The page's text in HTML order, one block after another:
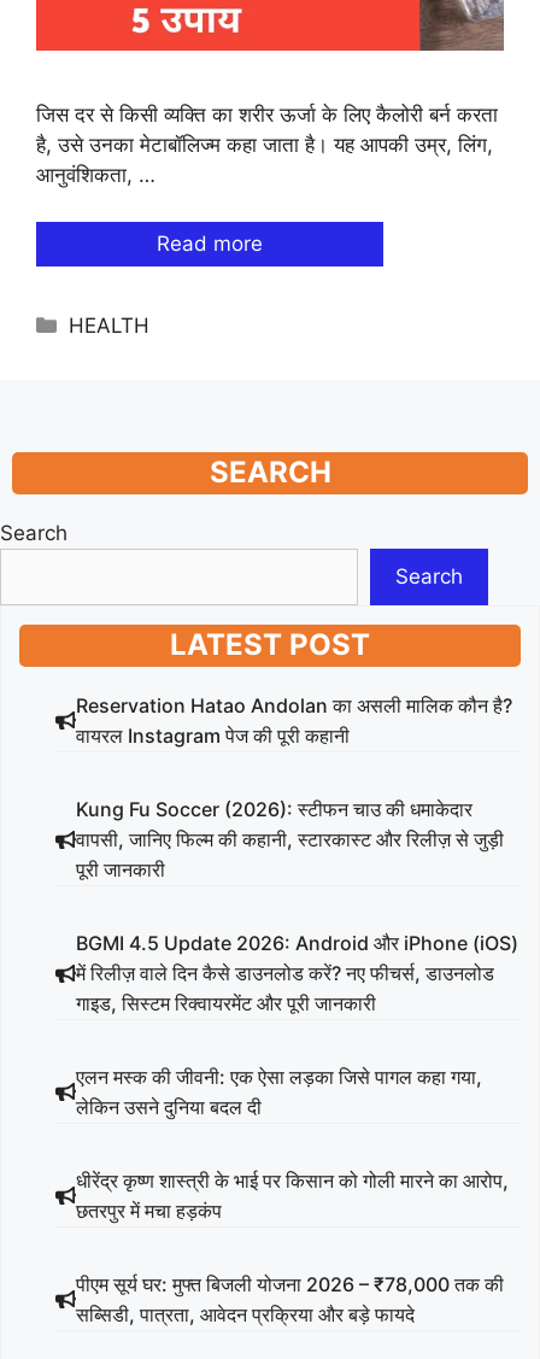
जिस दर से किसी व्यक्ति का शरीर ऊर्जा के लिए कैलोरी बर्न करता
है, उसे उनका मेटाबॉलिज्म कहा जाता है। यह आपकी उम्र, लिंग,
आनुवंशिकता, …
Read more
Categories
HEALTH
SEARCH
Search
Search
LATEST POST
Reservation Hatao Andolan का असली मालिक कौन है?
वायरल Instagram पेज की पूरी कहानी
Kung Fu Soccer (2026): स्टीफन चाउ की धमाकेदार
वापसी, जानिए फिल्म की कहानी, स्टारकास्ट और रिलीज़ से जुड़ी
पूरी जानकारी
BGMI 4.5 Update 2026: Android और iPhone (iOS)
में रिलीज़ वाले दिन कैसे डाउनलोड करें? नए फीचर्स, डाउनलोड
गाइड, सिस्टम रिक्वायरमेंट और पूरी जानकारी
एलन मस्क की जीवनी: एक ऐसा लड़का जिसे पागल कहा गया,
लेकिन उसने दुनिया बदल दी
धीरेंद्र कृष्ण शास्त्री के भाई पर किसान को गोली मारने का आरोप,
छतरपुर में मचा हड़कंप
पीएम सूर्य घर: मुफ्त बिजली योजना 2026 – ₹78,000 तक की
सब्सिडी, पात्रता, आवेदन प्रक्रिया और बड़े फायदे